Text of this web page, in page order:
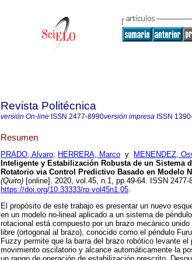
Revista Politécnica
versión On-line ISSN 2477-8990versión impresa ISSN
Resumen
PRADO, Alvaro; HERRERA, Marco y MENENDEZ,
Inteligente y Estabilización Robusta de un Sistema
Rotatorio via Control Predictivo Basado en Modelo
(Quito) [online]. 2020, vol.45, n.1, pp.49-64. ISSN 2477-
https://doi.org/10.33333/rp.vol45n1.05.
El propósito de este trabajo es presentar un nuevo
en un modelo no-lineal aplicado a un sistema de
rotacional está compuesto por un brazo mecánico
libre (ortogonal al brazo), conocido como el péndulo
Fuzzy permite que la barra del brazo robótico levante el
movimiento oscilatorio y alcance automáticamente la